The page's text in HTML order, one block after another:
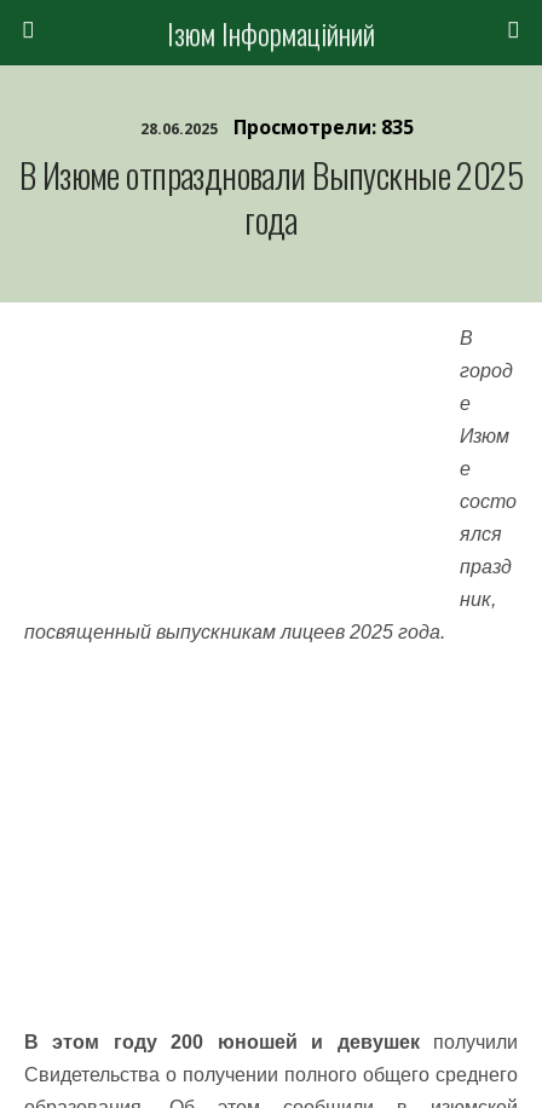
Ізюм Інформаційний
28.06.2025 Просмотрели: 835
В Изюме отпраздновали Выпускные 2025
года
В
город
е
Изюм
е
состо
ялся
празд
ник,
посвященный выпускникам лицеев 2025 года.
В этом году 200 юношей и девушекполучили
Свидетельства о получении полного общего среднего